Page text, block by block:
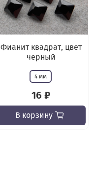
Фианит квадрат, цвет
черный
4 мм
16 ₽
В корзину